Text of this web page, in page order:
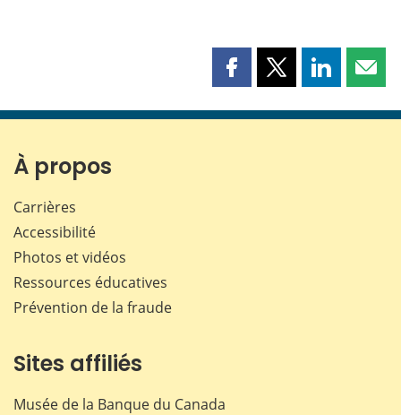
Partager
page
Partager
page
Partager
page page
À propos
Carrières
Accessibilité
Photos et vidéos
Ressources éducatives
Prévention de la fraude
Sites affiliés
Musée de la Banque du Canada